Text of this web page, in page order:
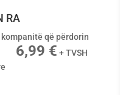
RA
që përdorin
6,99 € + TVSH